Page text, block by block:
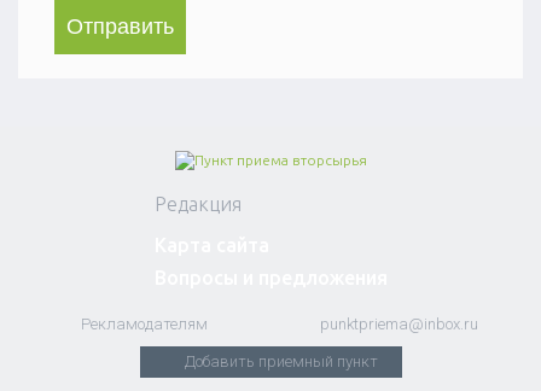
Редакция
Рекламодателям punktpriema@inbox.ru
Добавить приемный пункт